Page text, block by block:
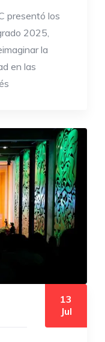
presentó los
2025,
la
en las
13
Jul